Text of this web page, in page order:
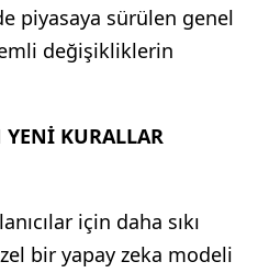
piyasaya sürülen genel
değişikliklerin
KURALLAR
için daha sıkı
bir yapay zeka modeli